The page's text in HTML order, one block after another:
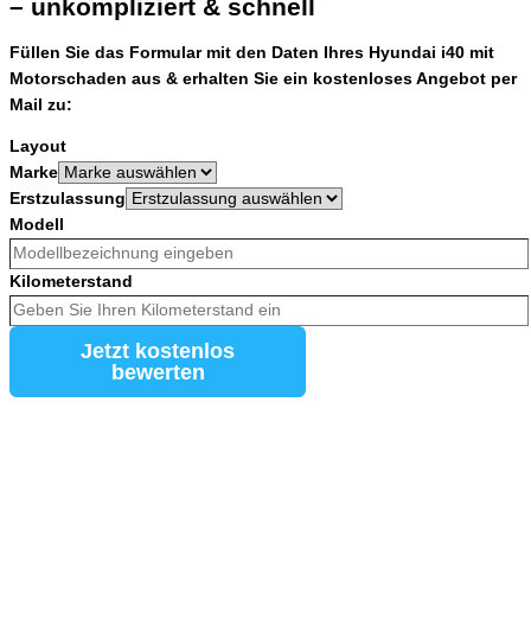
– unkompliziert & schnell
Füllen Sie das Formular mit den Daten Ihres Hyundai i40 mit
Motorschaden aus & erhalten Sie ein kostenloses Angebot per
Mail zu:
Layout
Marke
Erstzulassung
Modell
Kilometerstand
Jetzt kostenlos
bewerten